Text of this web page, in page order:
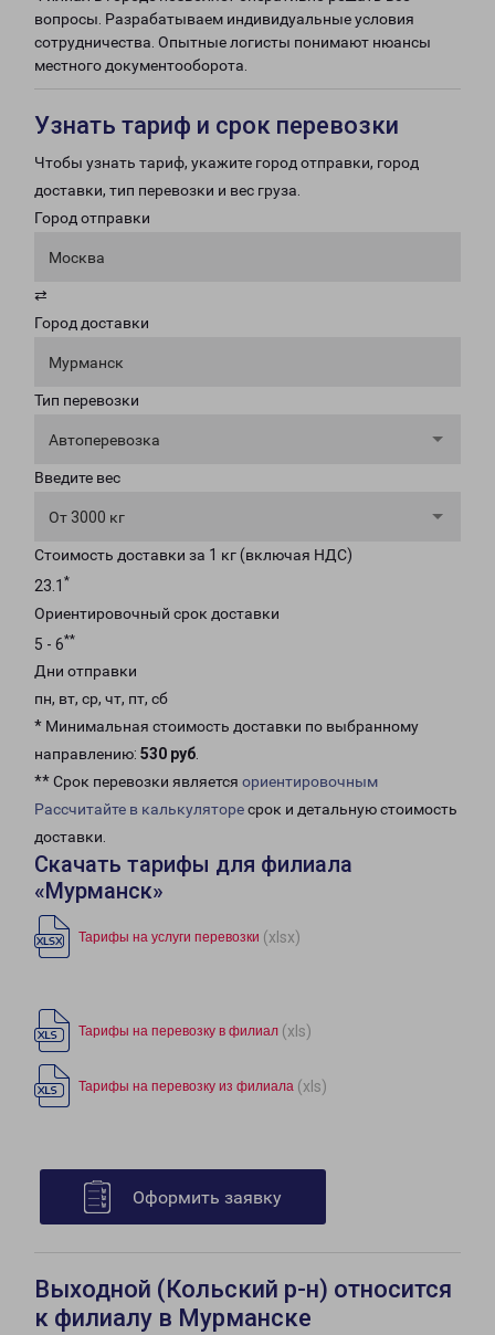
вопросы. Разрабатываем индивидуальные условия
сотрудничества. Опытные логисты понимают нюансы
местного документооборота.
Узнать тариф и срок перевозки
Чтобы узнать тариф, укажите город отправки, город
доставки, тип перевозки и вес груза.
Город отправки
Москва
⇄
Город доставки
Мурманск
Тип перевозки
Автоперевозка
Введите вес
От 3000 кг
Стоимость доставки за 1 кг (включая НДС)
23.1 *
Ориентировочный срок доставки
5 - 6**
Дни отправки
пн, вт, ср, чт, пт, сб
* Минимальная стоимость доставки по выбранному
направлению: 530 руб.
** Срок перевозки является ориентировочным
Рассчитайте в калькуляторесрок и детальную стоимость
доставки.
Скачать тарифы для филиала
«Мурманск»
Тарифы на услуги перевозки (xlsx)
Тарифы на перевозку в филиал (xls)
Тарифы на перевозку из филиала (xls)
Оформить заявку
Выходной (Кольский р-н) относится
к филиалу в Мурманске